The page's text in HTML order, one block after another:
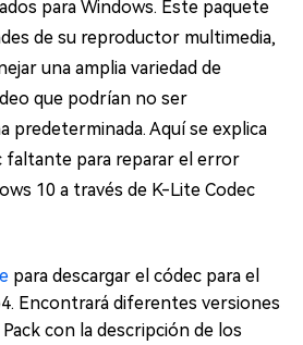
para Windows. Este paquete
de su reproductor multimedia,
una amplia variedad de
que podrían no ser
predeterminada. Aquí se explica
faltante para reparar el error
10 a través de K-Lite Codec
para descargar el códec para el
Encontrará diferentes versiones
con la descripción de los